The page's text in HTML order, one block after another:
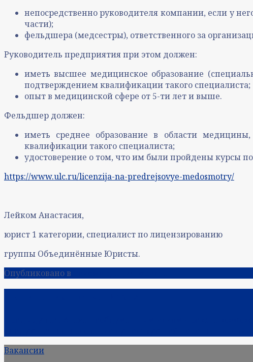
непосредственно руководителя компании, если у
части);
фельдшера (медсестры), ответственного за
Руководитель предприятия при этом должен:
иметь высшее медицинское образование
подтверждением квалификации такого специалиста;
опыт в медицинской сфере от 5-ти лет и выше.
Фельдшер должен:
иметь среднее образование в области
квалификации такого специалиста;
удостоверение о том, что им были пройдены курсы
https://www.ulc.ru/licenzija-na-predrejsovye-medosmotry/
Лейком Анастасия,
юрист 1 категории, специалист по лицензированию
группы Объединённые Юристы.
Опубликовано в
Вакансии